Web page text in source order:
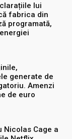
lui
fabrica din
programată,
generate de
Amenzi
de euro
Nicolas Cage a